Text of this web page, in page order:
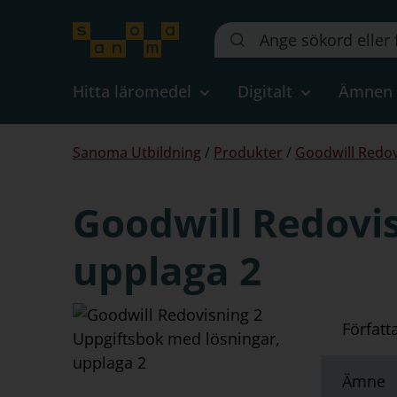
Sök
på
webbplatsen::
Hitta läromedel Digitalt Ämnen
Du
Sanoma Utbildning / Produkter / Goodwill
Goodwill
upplaga 2
Ämne